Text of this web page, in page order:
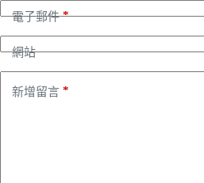
電子郵件*
網站
新增留言 *